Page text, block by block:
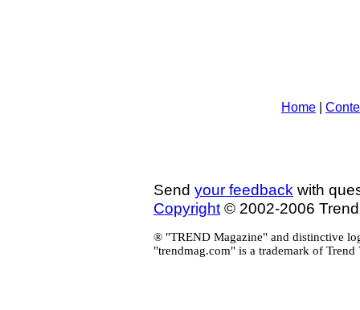
Home
Send your feedback with
Copyright © 2002-2006
® "TREND Magazine" and distinctive
"trendmag.com" is a trademark of Trend